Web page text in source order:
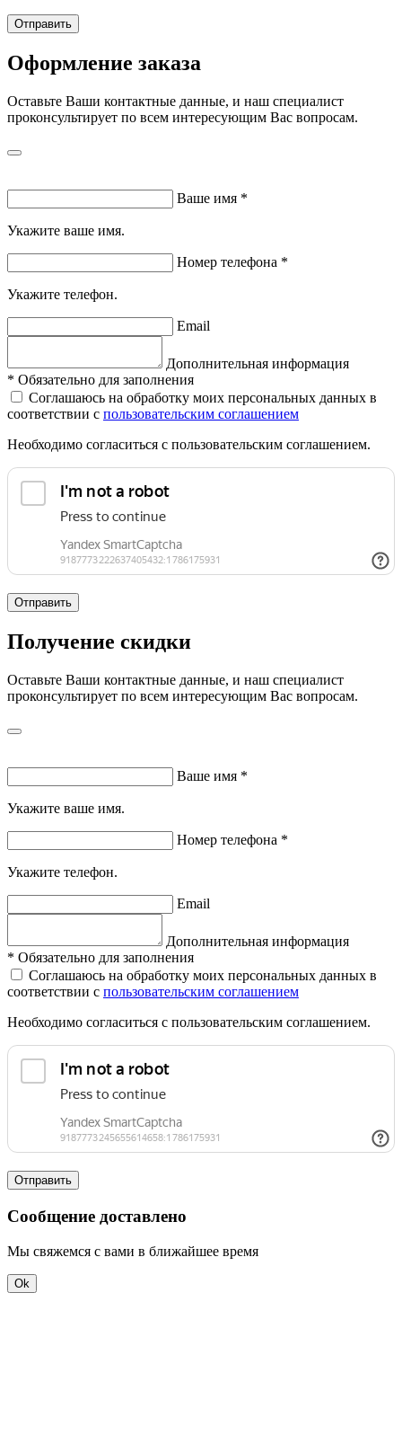
Отправить
Оформление заказа
Оставьте Ваши контактные данные, и наш специалист
проконсультирует по всем интересующим Вас вопросам.
Ваше имя *
Укажите ваше имя.
Номер телефона *
Укажите телефон.
Email
Дополнительная информация
* Обязательно для заполнения
Соглашаюсь на обработку моих персональных данных в
соответствии с пользовательским соглашением
Необходимо согласиться с пользовательским соглашением.
Отправить
Получение скидки
Оставьте Ваши контактные данные, и наш специалист
проконсультирует по всем интересующим Вас вопросам.
Ваше имя *
Укажите ваше имя.
Номер телефона *
Укажите телефон.
Email
Дополнительная информация
* Обязательно для заполнения
Соглашаюсь на обработку моих персональных данных в
соответствии с пользовательским соглашением
Необходимо согласиться с пользовательским соглашением.
Отправить
Сообщение доставлено
Мы свяжемся с вами в ближайшее время
Ok